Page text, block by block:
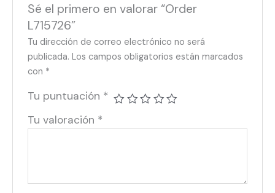
Sé el primero en valorar “Order
L715726”
Tu dirección de correo electrónico no será
publicada. Los campos obligatorios están marcados
con *
Tu puntuación *
Tu valoración *